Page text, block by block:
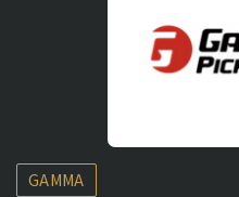
GAMMA